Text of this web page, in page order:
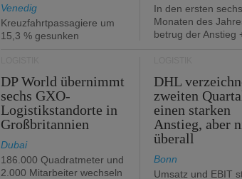
Venedig
Kreuzfahrtpassagiere um
15,3 % gesunken
In den ersten sechs
Monaten des
betrug der Anstieg
DP World übernimmt
sechs GXO-
Logistikstandorte in
Großbritannien
Dubai
186.000 Quadratmeter und
2.000 Mitarbeiter wechseln
DHL
zweiten
einen starken
Anstieg, aber
überall
Bonn
Umsatz und EBIT